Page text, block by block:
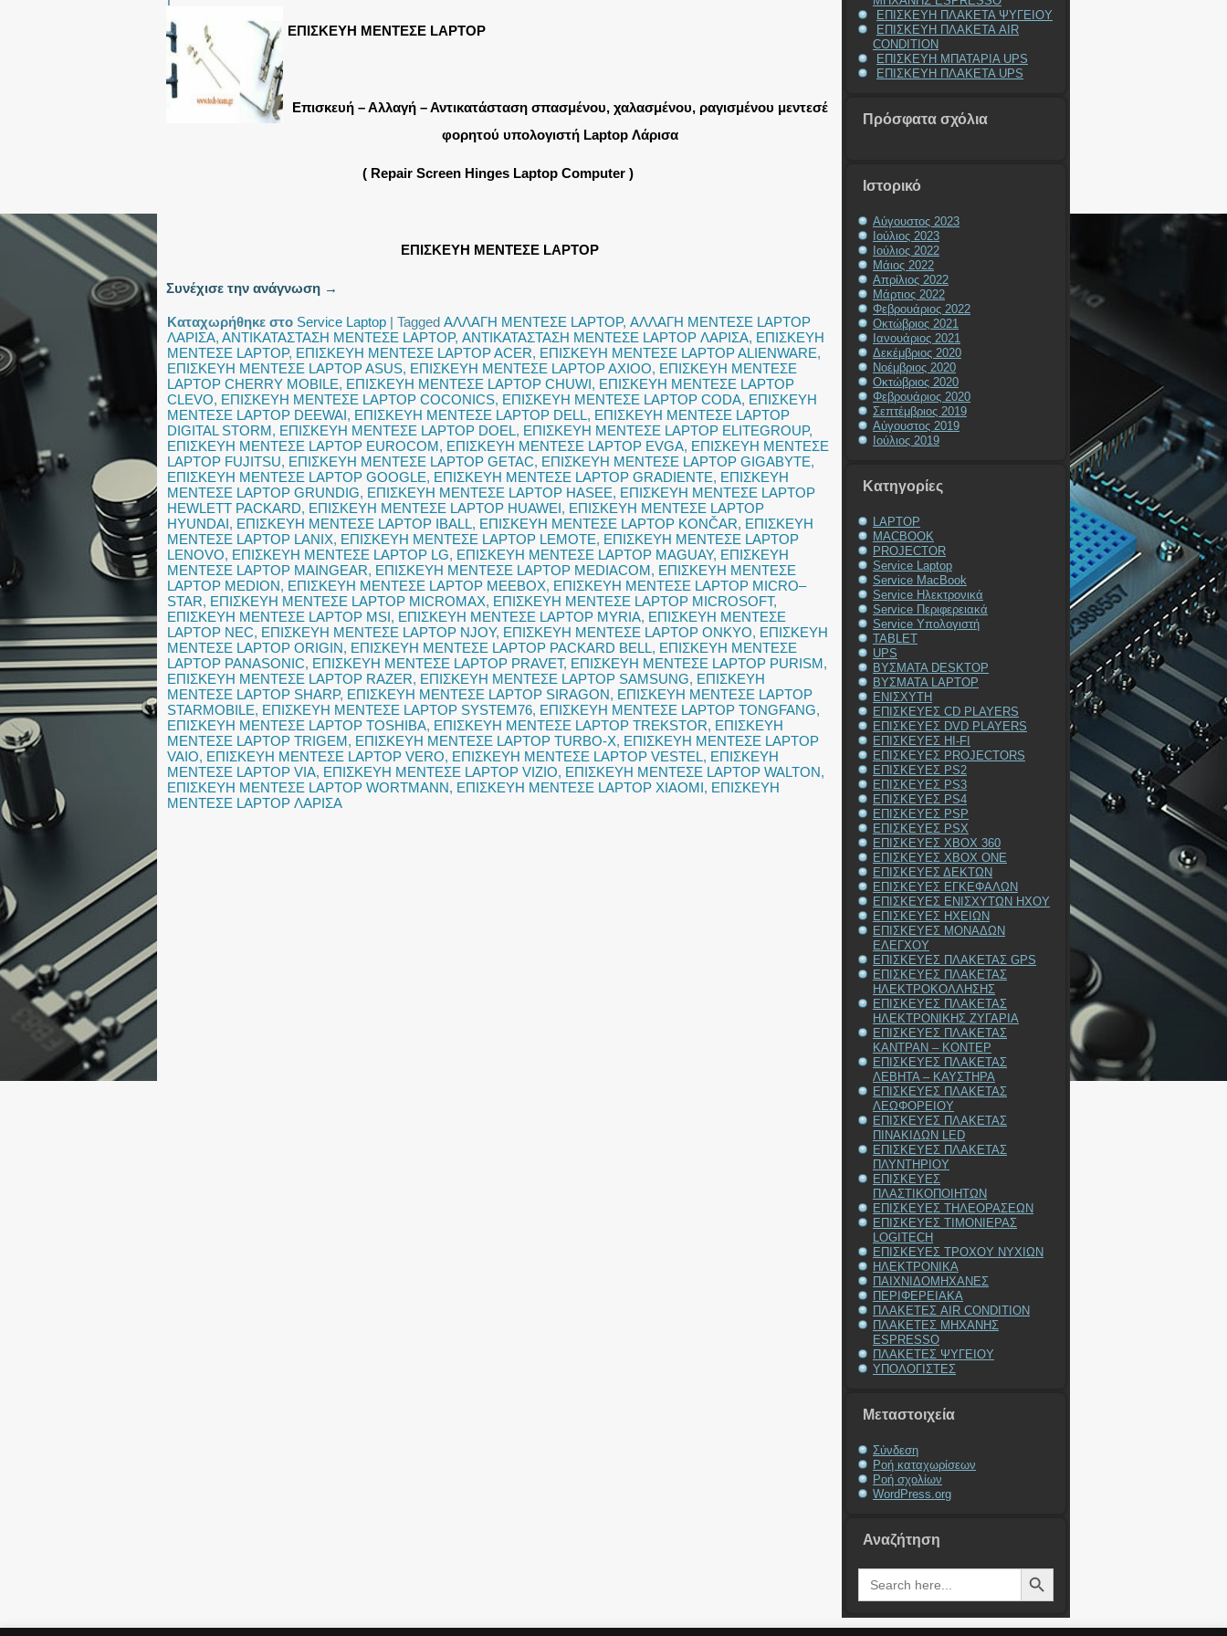
ΕΠΙΣΚΕΥΗ ΜΕΝΤΕΣΕ LAPTOP
Επισκευή – Αλλαγή – Αντικατάσταση σπασμένου, χαλασμένου, ραγισμένου μεντεσέ
φορητού υπολογιστή Laptop Λάρισα
( Repair Screen Hinges Laptop Computer )
ΕΠΙΣΚΕΥΗ ΜΕΝΤΕΣΕ LAPTOP
Συνέχισε την ανάγνωση →
Καταχωρήθηκε στο Service Laptop | Tagged ΑΛΛΑΓΗ ΜΕΝΤΕΣΕ LAPTOP, ΑΛΛΑΓΗ ΜΕΝΤΕΣΕ LAPTOP
ΛΑΡΙΣΑ, ΑΝΤΙΚΑΤΑΣΤΑΣΗ ΜΕΝΤΕΣΕ LAPTOP, ΑΝΤΙΚΑΤΑΣΤΑΣΗ ΜΕΝΤΕΣΕ LAPTOP ΛΑΡΙΣΑ, ΕΠΙΣΚΕΥΗ
ΜΕΝΤΕΣΕ LAPTOP, ΕΠΙΣΚΕΥΗ ΜΕΝΤΕΣΕ LAPTOP ACER, ΕΠΙΣΚΕΥΗ ΜΕΝΤΕΣΕ LAPTOP ALIENWARE,
ΕΠΙΣΚΕΥΗ ΜΕΝΤΕΣΕ LAPTOP ASUS, ΕΠΙΣΚΕΥΗ ΜΕΝΤΕΣΕ LAPTOP AXIOO, ΕΠΙΣΚΕΥΗ ΜΕΝΤΕΣΕ
LAPTOP CHERRY MOBILE, ΕΠΙΣΚΕΥΗ ΜΕΝΤΕΣΕ LAPTOP CHUWI, ΕΠΙΣΚΕΥΗ ΜΕΝΤΕΣΕ LAPTOP
CLEVO, ΕΠΙΣΚΕΥΗ ΜΕΝΤΕΣΕ LAPTOP COCONICS, ΕΠΙΣΚΕΥΗ ΜΕΝΤΕΣΕ LAPTOP CODA, ΕΠΙΣΚΕΥΗ
ΜΕΝΤΕΣΕ LAPTOP DEEWAI, ΕΠΙΣΚΕΥΗ ΜΕΝΤΕΣΕ LAPTOP DELL, ΕΠΙΣΚΕΥΗ ΜΕΝΤΕΣΕ LAPTOP
DIGITAL STORM, ΕΠΙΣΚΕΥΗ ΜΕΝΤΕΣΕ LAPTOP DOEL, ΕΠΙΣΚΕΥΗ ΜΕΝΤΕΣΕ LAPTOP ELITEGROUP,
ΕΠΙΣΚΕΥΗ ΜΕΝΤΕΣΕ LAPTOP EUROCOM, ΕΠΙΣΚΕΥΗ ΜΕΝΤΕΣΕ LAPTOP EVGA, ΕΠΙΣΚΕΥΗ ΜΕΝΤΕΣΕ
LAPTOP FUJITSU, ΕΠΙΣΚΕΥΗ ΜΕΝΤΕΣΕ LAPTOP GETAC, ΕΠΙΣΚΕΥΗ ΜΕΝΤΕΣΕ LAPTOP GIGABYTE,
ΕΠΙΣΚΕΥΗ ΜΕΝΤΕΣΕ LAPTOP GOOGLE, ΕΠΙΣΚΕΥΗ ΜΕΝΤΕΣΕ LAPTOP GRADIENTE, ΕΠΙΣΚΕΥΗ
ΜΕΝΤΕΣΕ LAPTOP GRUNDIG, ΕΠΙΣΚΕΥΗ ΜΕΝΤΕΣΕ LAPTOP HASEE, ΕΠΙΣΚΕΥΗ ΜΕΝΤΕΣΕ LAPTOP
HEWLETT PACKARD, ΕΠΙΣΚΕΥΗ ΜΕΝΤΕΣΕ LAPTOP HUAWEI, ΕΠΙΣΚΕΥΗ ΜΕΝΤΕΣΕ LAPTOP
HYUNDAI, ΕΠΙΣΚΕΥΗ ΜΕΝΤΕΣΕ LAPTOP IBALL, ΕΠΙΣΚΕΥΗ ΜΕΝΤΕΣΕ LAPTOP KONČAR, ΕΠΙΣΚΕΥΗ
ΜΕΝΤΕΣΕ LAPTOP LANIX, ΕΠΙΣΚΕΥΗ ΜΕΝΤΕΣΕ LAPTOP LEMOTE, ΕΠΙΣΚΕΥΗ ΜΕΝΤΕΣΕ LAPTOP
LENOVO, ΕΠΙΣΚΕΥΗ ΜΕΝΤΕΣΕ LAPTOP LG, ΕΠΙΣΚΕΥΗ ΜΕΝΤΕΣΕ LAPTOP MAGUAY, ΕΠΙΣΚΕΥΗ
ΜΕΝΤΕΣΕ LAPTOP MAINGEAR, ΕΠΙΣΚΕΥΗ ΜΕΝΤΕΣΕ LAPTOP MEDIACOM, ΕΠΙΣΚΕΥΗ ΜΕΝΤΕΣΕ
LAPTOP MEDION, ΕΠΙΣΚΕΥΗ ΜΕΝΤΕΣΕ LAPTOP MEEBOX, ΕΠΙΣΚΕΥΗ ΜΕΝΤΕΣΕ LAPTOP MICRO–
STAR, ΕΠΙΣΚΕΥΗ ΜΕΝΤΕΣΕ LAPTOP MICROMAX, ΕΠΙΣΚΕΥΗ ΜΕΝΤΕΣΕ LAPTOP MICROSOFT,
ΕΠΙΣΚΕΥΗ ΜΕΝΤΕΣΕ LAPTOP MSI, ΕΠΙΣΚΕΥΗ ΜΕΝΤΕΣΕ LAPTOP MYRIA, ΕΠΙΣΚΕΥΗ ΜΕΝΤΕΣΕ
LAPTOP NEC, ΕΠΙΣΚΕΥΗ ΜΕΝΤΕΣΕ LAPTOP NJOY, ΕΠΙΣΚΕΥΗ ΜΕΝΤΕΣΕ LAPTOP ONKYO, ΕΠΙΣΚΕΥΗ
ΜΕΝΤΕΣΕ LAPTOP ORIGIN, ΕΠΙΣΚΕΥΗ ΜΕΝΤΕΣΕ LAPTOP PACKARD BELL, ΕΠΙΣΚΕΥΗ ΜΕΝΤΕΣΕ
LAPTOP PANASONIC, ΕΠΙΣΚΕΥΗ ΜΕΝΤΕΣΕ LAPTOP PRAVET, ΕΠΙΣΚΕΥΗ ΜΕΝΤΕΣΕ LAPTOP PURISM,
ΕΠΙΣΚΕΥΗ ΜΕΝΤΕΣΕ LAPTOP RAZER, ΕΠΙΣΚΕΥΗ ΜΕΝΤΕΣΕ LAPTOP SAMSUNG, ΕΠΙΣΚΕΥΗ
ΜΕΝΤΕΣΕ LAPTOP SHARP, ΕΠΙΣΚΕΥΗ ΜΕΝΤΕΣΕ LAPTOP SIRAGON, ΕΠΙΣΚΕΥΗ ΜΕΝΤΕΣΕ LAPTOP
STARMOBILE, ΕΠΙΣΚΕΥΗ ΜΕΝΤΕΣΕ LAPTOP SYSTEM76, ΕΠΙΣΚΕΥΗ ΜΕΝΤΕΣΕ LAPTOP TONGFANG,
ΕΠΙΣΚΕΥΗ ΜΕΝΤΕΣΕ LAPTOP TOSHIBA, ΕΠΙΣΚΕΥΗ ΜΕΝΤΕΣΕ LAPTOP TREKSTOR, ΕΠΙΣΚΕΥΗ
ΜΕΝΤΕΣΕ LAPTOP TRIGEM, ΕΠΙΣΚΕΥΗ ΜΕΝΤΕΣΕ LAPTOP TURBO-X, ΕΠΙΣΚΕΥΗ ΜΕΝΤΕΣΕ LAPTOP
VAIO, ΕΠΙΣΚΕΥΗ ΜΕΝΤΕΣΕ LAPTOP VERO, ΕΠΙΣΚΕΥΗ ΜΕΝΤΕΣΕ LAPTOP VESTEL, ΕΠΙΣΚΕΥΗ
ΜΕΝΤΕΣΕ LAPTOP VIA, ΕΠΙΣΚΕΥΗ ΜΕΝΤΕΣΕ LAPTOP VIZIO, ΕΠΙΣΚΕΥΗ ΜΕΝΤΕΣΕ LAPTOP WALTON,
ΕΠΙΣΚΕΥΗ ΜΕΝΤΕΣΕ LAPTOP WORTMANN, ΕΠΙΣΚΕΥΗ ΜΕΝΤΕΣΕ LAPTOP XIAOMI, ΕΠΙΣΚΕΥΗ
ΜΕΝΤΕΣΕ LAPTOP ΛΑΡΙΣΑ
ΕΠΙΣΚΕΥΗ ΠΛΑΚΕΤΑ ΨΥΓΕΙΟΥ
ΕΠΙΣΚΕΥΗ ΠΛΑΚΕΤΑ AIR
CONDITION
ΕΠΙΣΚΕΥΗ ΜΠΑΤΑΡΙΑ UPS
ΕΠΙΣΚΕΥΗ ΠΛΑΚΕΤΑ UPS
Πρόσφατα σχόλια
Ιστορικό
Αύγουστος 2023
Ιούλιος 2023
Ιούλιος 2022
Μάιος 2022
Απρίλιος 2022
Μάρτιος 2022
Φεβρουάριος 2022
Οκτώβριος 2021
Ιανουάριος 2021
Δεκέμβριος 2020
Νοέμβριος 2020
Οκτώβριος 2020
Φεβρουάριος 2020
Σεπτέμβριος 2019
Αύγουστος 2019
Ιούλιος 2019
Kατηγορίες
LAPTOP
MACBOOK
PROJECTOR
Service Laptop
Service MacBook
Service Ηλεκτρονικά
Service Περιφερειακά
Service Υπολογιστή
TABLET
UPS
ΒΥΣΜΑΤΑ DESKTOP
ΒΥΣΜΑΤΑ LAPTOP
ΕΝΙΣΧΥΤΗ
ΕΠΙΣΚΕΥΕΣ CD PLAYERS
ΕΠΙΣΚΕΥΕΣ DVD PLAYERS
ΕΠΙΣΚΕΥΕΣ HI-FI
ΕΠΙΣΚΕΥΕΣ PROJECTORS
ΕΠΙΣΚΕΥΕΣ PS2
ΕΠΙΣΚΕΥΕΣ PS3
ΕΠΙΣΚΕΥΕΣ PS4
ΕΠΙΣΚΕΥΕΣ PSP
ΕΠΙΣΚΕΥΕΣ PSX
ΕΠΙΣΚΕΥΕΣ XBOX 360
ΕΠΙΣΚΕΥΕΣ XBOX ONE
ΕΠΙΣΚΕΥΕΣ ΔΕΚΤΩΝ
ΕΠΙΣΚΕΥΕΣ ΕΓΚΕΦΑΛΩΝ
ΕΠΙΣΚΕΥΕΣ ΕΝΙΣΧΥΤΩΝ ΗΧΟΥ
ΕΠΙΣΚΕΥΕΣ ΗΧΕΙΩΝ
ΕΠΙΣΚΕΥΕΣ ΜΟΝΑΔΩΝ
ΕΛΕΓΧΟΥ
ΕΠΙΣΚΕΥΕΣ ΠΛΑΚΕΤΑΣ GPS
ΕΠΙΣΚΕΥΕΣ ΠΛΑΚΕΤΑΣ
ΗΛΕΚΤΡΟΚΟΛΛΗΣΗΣ
ΕΠΙΣΚΕΥΕΣ ΠΛΑΚΕΤΑΣ
ΗΛΕΚΤΡΟΝΙΚΗΣ ΖΥΓΑΡΙΑ
ΕΠΙΣΚΕΥΕΣ ΠΛΑΚΕΤΑΣ
ΚΑΝΤΡΑΝ – ΚΟΝΤΕΡ
ΕΠΙΣΚΕΥΕΣ ΠΛΑΚΕΤΑΣ
ΛΕΒΗΤΑ – ΚΑΥΣΤΗΡΑ
ΕΠΙΣΚΕΥΕΣ ΠΛΑΚΕΤΑΣ
ΛΕΩΦΟΡΕΙΟΥ
ΕΠΙΣΚΕΥΕΣ ΠΛΑΚΕΤΑΣ
ΠΙΝΑΚΙΔΩΝ LED
ΕΠΙΣΚΕΥΕΣ ΠΛΑΚΕΤΑΣ
ΠΛΥΝΤΗΡΙΟΥ
ΕΠΙΣΚΕΥΕΣ
ΠΛΑΣΤΙΚΟΠΟΙΗΤΩΝ
ΕΠΙΣΚΕΥΕΣ ΤΗΛΕΟΡΑΣΕΩΝ
ΕΠΙΣΚΕΥΕΣ ΤΙΜΟΝΙΕΡΑΣ
LOGITECH
ΕΠΙΣΚΕΥΕΣ ΤΡΟΧΟΥ ΝΥΧΙΩΝ
ΗΛΕΚΤΡΟΝΙΚΑ
ΠΑΙΧΝΙΔΟΜΗΧΑΝΕΣ
ΠΕΡΙΦΕΡΕΙΑΚΑ
ΠΛΑΚΕΤΕΣ AIR CONDITION
ΠΛΑΚΕΤΕΣ ΜΗΧΑΝΗΣ
ESPRESSO
ΠΛΑΚΕΤΕΣ ΨΥΓΕΙΟΥ
ΥΠΟΛΟΓΙΣΤΕΣ
Μεταστοιχεία
Σύνδεση
Ροή καταχωρίσεων
Ροή σχολίων
WordPress.org
Αναζήτηση
Search
for:
Search Button